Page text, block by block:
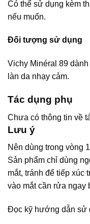
Có thể sử dụng kèm
nếu muốn.
Đối tượng sử dụng
Vichy Minéral 89
làn da nhạy cảm.
Tác dụng phụ
Chưa có thông tin về
Lưu ý
Nên dùng trong vòng
Sản phẩm chỉ dùng
mắt, tránh để tiếp xúc
vào mắt cần rửa ngay
Đọc kỹ hướng dẫn sử